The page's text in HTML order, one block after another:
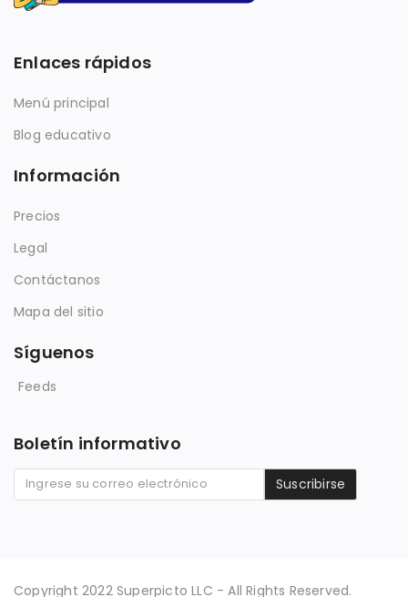
Enlaces rápidos
Menú principal
Blog educativo
Información
Precios
Legal
Contáctanos
Mapa del sitio
Síguenos
Feeds
Boletín informativo
Suscribirse
Copyright 2022 Superpicto LLC - All Rights Reserved.